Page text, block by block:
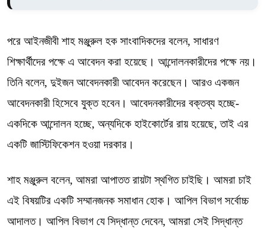
পরে আইনজীবী শাহ মঞ্জুরুল হক সাংবাদিকদের বলেন, সাধারণ
শিক্ষার্থীদের পক্ষে এ আবেদন করা হয়েছে। আন্দোলনকারীদের পক্ষে নয়।
তিনি বলেন, দুইজন আবেদনকারী আবেদন করেছেন। আরও একজন
আবেদনকারী হিসেবে যুক্ত হবেন। আবেদনকারীদের বক্তব্য হচ্ছে-
একদিকে আন্দোলন হচ্ছে, অন্যদিকে হাইকোর্টের রায় হয়েছে, তাই এর
একটি জাস্টিফিকেশন হওয়া দরকার।
শাহ মঞ্জুরুল বলেন, আমরা আপাতত রায়টা স্থগিত চাইছি। আমরা চাই
এই বিষয়টির একটি সম্মানজনক সমাধান হোক। আপিল বিভাগ সর্বোচ্চ
আদালত। আপিল বিভাগ যে সিদ্ধান্ত দেবেন, আমরা সেই সিদ্ধান্ত